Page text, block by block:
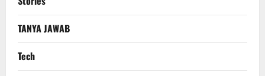
TANYA JAWAB
Tech